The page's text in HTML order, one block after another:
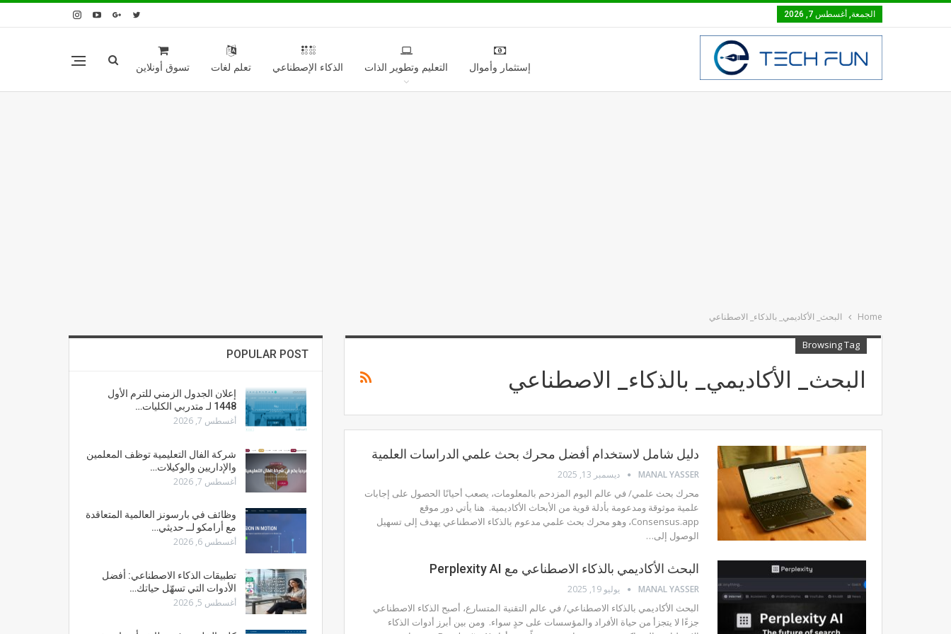
الجمعة, أغسطس 7, 2026
إستثمار وأموال التعليم وتطوير الذات الذكاء الإصطناعي تعلم لغات تسوق أونلاين
Home البحث_ الأكاديمي_ بالذكاء_ الاصطناعي
Browsing Tag
البحث_ الأكاديمي_ بالذكاء_ الاصطناعي
دليل شامل لاستخدام أفضل محرك بحث علمي الدراسات العلمية
MANAL YASSER ديسمبر 13, 2025
محرك بحث علمي/ في عالم اليوم المزدحم بالمعلومات، يصعب أحيانًا الحصول على إجابات
علمية موثوقة ومدعومة بأدلة قوية من الأبحاث الأكاديمية. هنا يأتي دور موقع
Consensus.app، وهو محرك بحث علمي مدعوم بالذكاء الاصطناعي يهدف إلى تسهيل
الوصول إلى…
البحث الأكاديمي بالذكاء الاصطناعي مع Perplexity AI
MANAL YASSER يوليو 19, 2025
البحث الأكاديمي بالذكاء الاصطناعي/ في عالم التقنية المتسارع، أصبح الذكاء الاصطناعي
جزءًا لا يتجزأ من حياة الأفراد والمؤسسات على حدٍ سواء. ومن بين أبرز أدوات الذكاء
POPULAR POST
إعلان الجدول الزمني للترم الأول
1448 لـ متدربي الكليات…
أغسطس 7, 2026
شركة الفال التعليمية توظف المعلمين
والإداريين والوكيلات…
أغسطس 7, 2026
وظائف في بارسونز العالمية المتعاقدة
مع أرامكو لــ حديثي…
أغسطس 6, 2026
تطبيقات الذكاء الاصطناعي: أفضل
الأدوات التي تسهّل حياتك…
أغسطس 5, 2026